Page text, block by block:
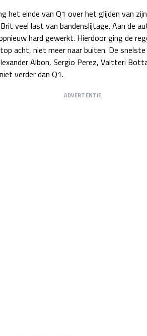
het einde van Q1 over het glijden van
veel last van bandenslijtage. Aan de
hard gewerkt. Hierdoor ging de
acht, niet meer naar buiten. De
Albon, Sergio Perez, Valtteri
verder dan Q1.
ADVERTENTIE